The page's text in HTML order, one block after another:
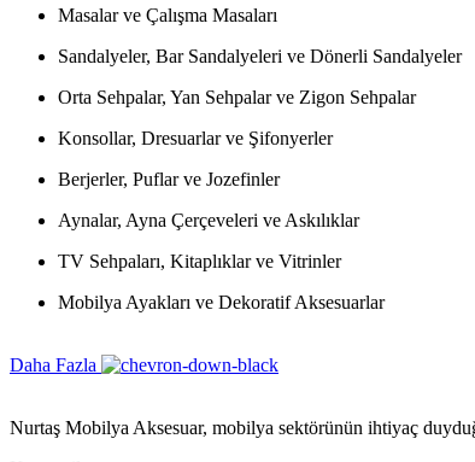
Masalar ve Çalışma Masaları
Sandalyeler, Bar Sandalyeleri ve Dönerli Sandalyeler
Orta Sehpalar, Yan Sehpalar ve Zigon Sehpalar
Konsollar, Dresuarlar ve Şifonyerler
Berjerler, Puflar ve Jozefinler
Aynalar, Ayna Çerçeveleri ve Askılıklar
TV Sehpaları, Kitaplıklar ve Vitrinler
Mobilya Ayakları ve Dekoratif Aksesuarlar
Daha Fazla
Nurtaş Mobilya Aksesuar, mobilya sektörünün ihtiyaç